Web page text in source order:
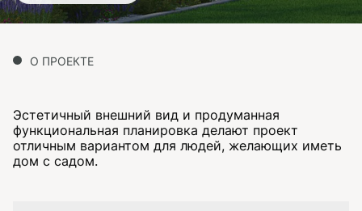
О ПРОЕКТЕ
Эстетичный внешний вид и продуманная
функциональная планировка делают проект
отличным вариантом для людей, желающих иметь
дом с садом.